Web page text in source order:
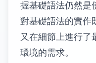
握基礎語法仍然是
對基礎語法的實作
又在細節上進行了
環境的需求。